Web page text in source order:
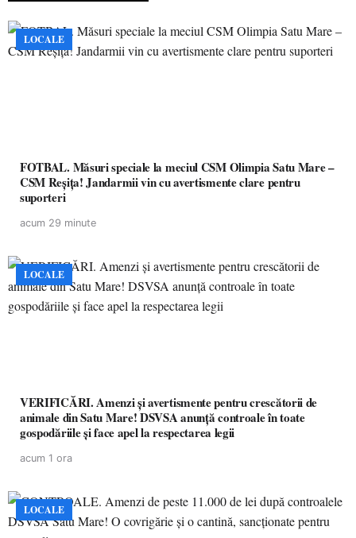
LOCALE
FOTBAL. Măsuri speciale la meciul CSM Olimpia Satu Mare –
CSM Reșița! Jandarmii vin cu avertismente clare pentru
suporteri
acum 29 minute
LOCALE
VERIFICĂRI. Amenzi și avertismente pentru crescătorii de
animale din Satu Mare! DSVSA anunță controale în toate
gospodăriile și face apel la respectarea legii
acum 1 ora
LOCALE